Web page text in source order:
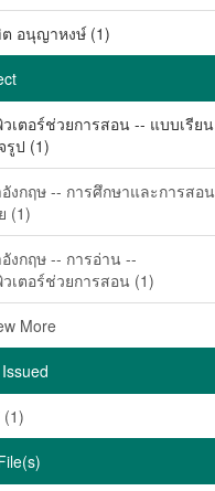
อนุญาหงษ์ (1)
เตอร์ช่วยการสอน -- แบบเรียน
รูป (1)
งกฤษ -- การศึกษาและการสอน
(1)
งกฤษ -- การอ่าน --
เตอร์ช่วยการสอน (1)
More
(1)